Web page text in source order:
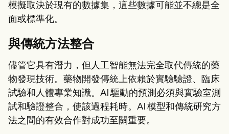
模擬取決於現有的數據集，這些數據可能並不總是全
面或標準化。
與傳統方法整合
儘管它具有潛力，但人工智能無法完全取代傳統的藥
物發現技術。藥物開發傳統上依賴於實驗驗證、臨床
試驗和人體專業知識。AI 驅動的預測必須與實驗室測
試和驗證整合，使該過程耗時。AI 模型和傳統研究方
法之間的有效合作對成功至關重要。